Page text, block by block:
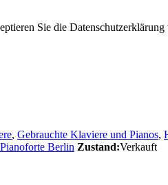
Sie die
, Gebrauchte Klaviere und Pianos,
Berlin Zustand:Verkauft